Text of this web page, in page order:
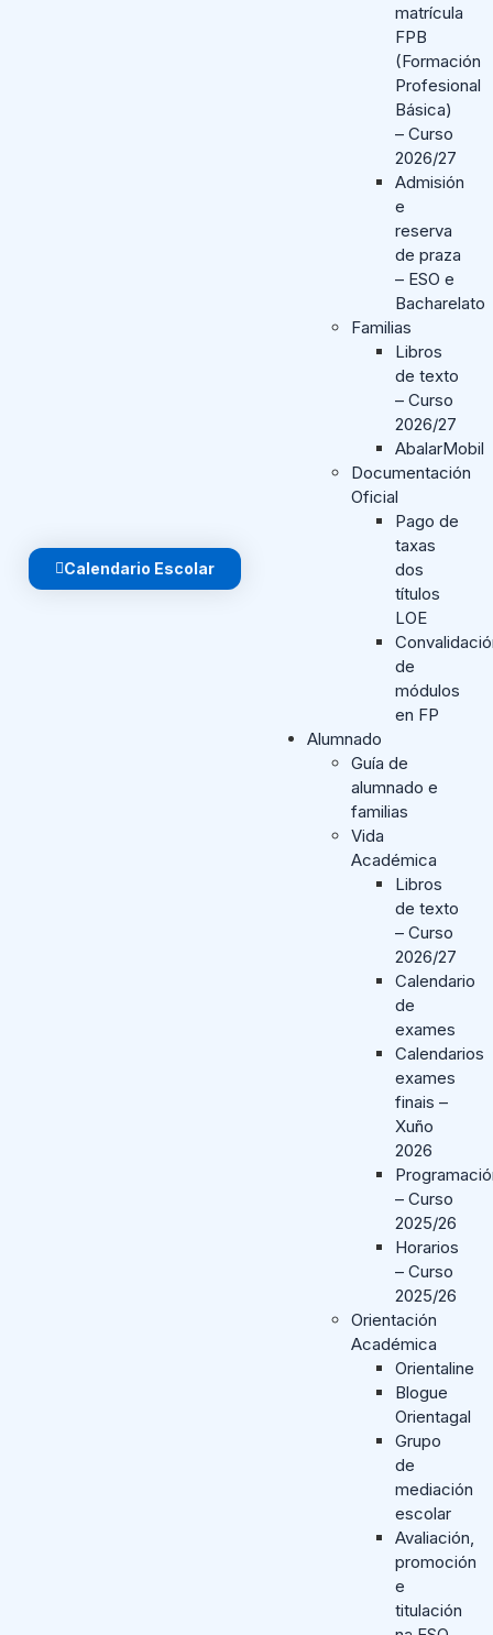
Calendario Escolar
matrícula
FPB
(Formación
Profesional
Básica)
– Curso
2026/27
Admisión
e
reserva
de praza
– ESO e
Bacharelato
Familias
Libros
de texto
– Curso
2026/27
AbalarMobil
Documentación
Oficial
Pago de
taxas
dos
títulos
LOE
de
módulos
en FP
Alumnado
Guía de
alumnado e
familias
Vida
Académica
Libros
de texto
– Curso
2026/27
Calendario
de
exames
Calendarios
exames
finais –
Xuño
2026
– Curso
2025/26
Horarios
– Curso
2025/26
Orientación
Académica
Orientaline
Blogue
Orientagal
Grupo
de
mediación
escolar
Avaliación,
promoción
e
titulación